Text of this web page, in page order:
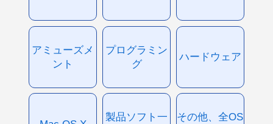
アミューズメ
ント
プログラミン
グ
ハードウェア
製品ソフト一
その他、全OS